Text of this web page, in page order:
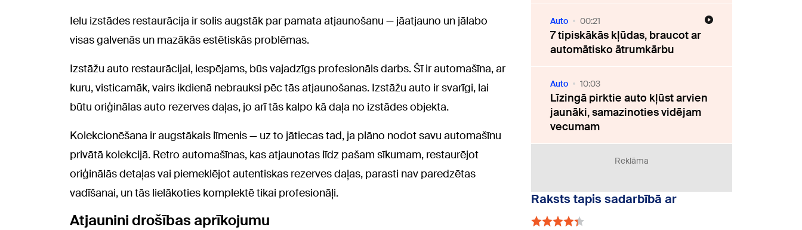
Ielu izstādes restaurācija ir solis augstāk par pamata atjaunošanu — jāatjauno un jālabo
visas galvenās un mazākās estētiskās problēmas.
Izstāžu auto restaurācijai, iespējams, būs vajadzīgs profesionāls darbs. Šī ir automašīna, ar
kuru, visticamāk, vairs ikdienā nebrauksi pēc tās atjaunošanas. Izstāžu auto ir svarīgi, lai
būtu oriģinālas auto rezerves daļas, jo arī tās kalpo kā daļa no izstādes objekta.
Kolekcionēšana ir augstākais līmenis — uz to jātiecas tad, ja plāno nodot savu automašīnu
privātā kolekcijā. Retro automašīnas, kas atjaunotas līdz pašam sīkumam, restaurējot
oriģinālās detaļas vai piemeklējot autentiskas rezerves daļas, parasti nav paredzētas
vadīšanai, un tās lielākoties komplektē tikai profesionāļi.
Atjaunini drošības aprīkojumu
Auto 00:21
7 tipiskākās kļūdas, braucot ar
automātisko ātrumkārbu
Auto 10:03
Līzingā pirktie auto kļūst arvien
jaunāki, samazinoties vidējam
vecumam
Reklāma
Raksts tapis sadarbībā ar